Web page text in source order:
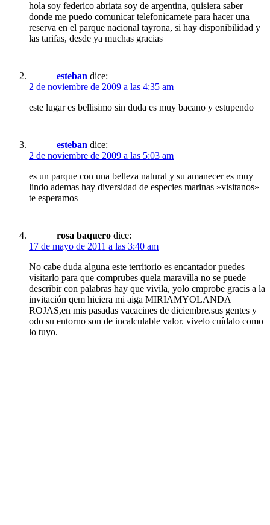
hola soy federico abriata soy de argentina, quisiera saber
donde me puedo comunicar telefonicamete para hacer una
reserva en el parque nacional tayrona, si hay disponibilidad y
las tarifas, desde ya muchas gracias
esteban dice:
2 de noviembre de 2009 a las 4:35 am
este lugar es bellisimo sin duda es muy bacano y estupendo
esteban dice:
2 de noviembre de 2009 a las 5:03 am
es un parque con una belleza natural y su amanecer es muy
lindo ademas hay diversidad de especies marinas »visitanos»
te esperamos
rosa baquero dice:
17 de mayo de 2011 a las 3:40 am
No cabe duda alguna este territorio es encantador puedes
visitarlo para que comprubes quela maravilla no se puede
describir con palabras hay que vivila, yolo cmprobe gracis a la
invitación qem hiciera mi aiga MIRIAMYOLANDA
ROJAS,en mis pasadas vacacines de diciembre.sus gentes y
odo su entorno son de incalculable valor. vivelo cuídalo como
lo tuyo.